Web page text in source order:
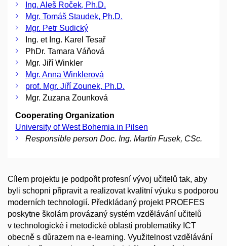
Ing. Aleš Roček, Ph.D.
Mgr. Tomáš Staudek, Ph.D.
Mgr. Petr Sudický
Ing. et Ing. Karel Tesař
PhDr. Tamara Váňová
Mgr. Jiří Winkler
Mgr. Anna Winklerová
prof. Mgr. Jiří Zounek, Ph.D.
Mgr. Zuzana Zounková
Cooperating Organization
University of West Bohemia in Pilsen
Responsible person Doc. Ing. Martin Fusek, CSc.
Cílem projektu je podpořit profesní vývoj učitelů tak, aby
byli schopni připravit a realizovat kvalitní výuku s podporou
moderních technologií. Předkládaný projekt PROEFES
poskytne školám provázaný systém vzdělávání učitelů
v technologické i metodické oblasti problematiky ICT
obecně s důrazem na e-learning. Využitelnost vzdělávání